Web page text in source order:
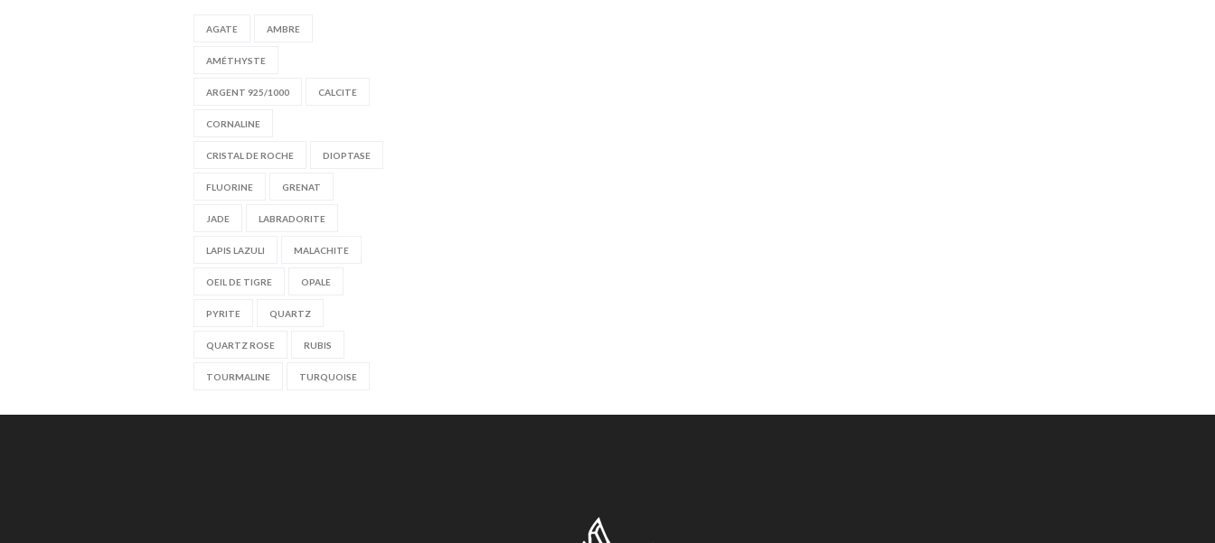
AGATE AMBRE
AMÉTHYSTE
ARGENT 925/1000 CALCITE
CORNALINE
CRISTAL DE ROCHE DIOPTASE
FLUORINE GRENAT
JADE LABRADORITE
LAPIS LAZULI MALACHITE
OEIL DE TIGRE OPALE
PYRITE QUARTZ
QUARTZ ROSE RUBIS
TOURMALINE TURQUOISE